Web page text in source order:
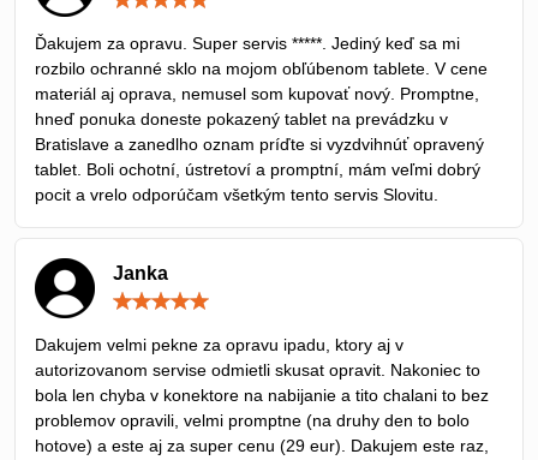
5
Ďakujem za opravu. Super servis *****. Jediný keď sa mi
rozbilo ochranné sklo na mojom obľúbenom tablete. V cene
materiál aj oprava, nemusel som kupovať nový. Promptne,
hneď ponuka doneste pokazený tablet na prevádzku v
Bratislave a zanedlho oznam príďte si vyzdvihnúť opravený
tablet. Boli ochotní, ústretoví a promptní, mám veľmi dobrý
pocit a vrelo odporúčam všetkým tento servis Slovitu.
Janka
5
Dakujem velmi pekne za opravu ipadu, ktory aj v
autorizovanom servise odmietli skusat opravit. Nakoniec to
bola len chyba v konektore na nabijanie a tito chalani to bez
problemov opravili, velmi promptne (na druhy den to bolo
hotove) a este aj za super cenu (29 eur). Dakujem este raz,